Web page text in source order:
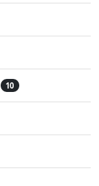
10